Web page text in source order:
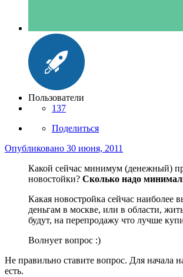
Пользователи
137
Поделиться
Опубликовано 30 июня, 2011
Какой сейчас минимум (денежный)
новостойки? Сколько надо
Какая новостройка сейчас наиболее
деньгам в москве, или в области,
будут, на перепродажу что лучше
Волнует вопрос :)
Не правильно ставите вопрос. Для начала
есть.